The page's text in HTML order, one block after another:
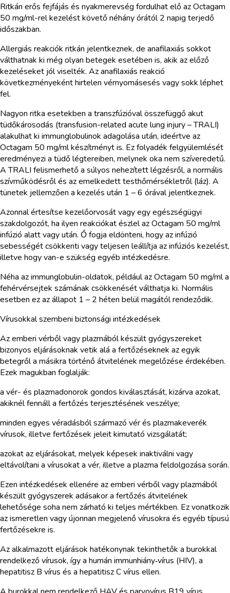
Ritkán erős fejfájás és nyakmerevség fordulhat elő az Octagam
50 mg/ml-rel kezelést követő néhány órától 2 napig terjedő
időszakban.
Allergiás reakciók ritkán jelentkeznek, de anafilaxiás sokkot
válthatnak ki még olyan betegek esetében is, akik az előző
kezeléseket jól viselték. Az anafilaxiás reakció
következményeként hirtelen vérnyomásesés vagy sokk léphet
fel.
Nagyon ritka esetekben a transzfúzióval összefüggő akut
tüdőkárosodás (transfusion-related acute lung injury – TRALI)
alakulhat ki immunglobulinok adagolása után, ideértve az
Octagam 50 mg/ml készítményt is. Ez folyadék felgyülemlését
eredményezi a tüdő légtereiben, melynek oka nem szíveredetű.
A TRALI felismerhető a súlyos nehezített légzésről, a normális
szívműködésről és az emelkedett testhőmérsékletről (láz). A
tünetek jellemzően a kezelés után 1 – 6 órával jelentkeznek.
Azonnal értesítse kezelőorvosát vagy egy egészségügyi
szakdolgozót, ha ilyen reakciókat észlel az Octagam 50 mg/ml
infúzió alatt vagy után. Ő fogja eldönteni, hogy az infúzió
sebességét csökkenti vagy teljesen leállítja az infúziós kezelést,
illetve hogy van-e szükség egyéb intézkedésre.
Néha az immunglobulin-oldatok, például az Octagam 50 mg/ml a
fehérvérsejtek számának csökkenését válthatja ki. Normális
esetben ez az állapot 1 – 2 héten belül magától rendeződik.
Vírusokkal szembeni biztonsági intézkedések
Az emberi vérből vagy plazmából készült gyógyszereket
bizonyos eljárásoknak vetik alá a fertőzéseknek az egyik
betegről a másikra történő átvitelének megelőzése érdekében.
Ezek magukban foglalják:
a vér- és plazmadonorok gondos kiválasztását, kizárva azokat,
akiknél fennáll a fertőzés terjesztésének veszélye;
minden egyes véradásból származó vér és plazmakeverék
vírusok, illetve fertőzések jeleit kimutató vizsgálatát;
azokat az eljárásokat, melyek képesek inaktiválni vagy
eltávolítani a vírusokat a vér, illetve a plazma feldolgozása során.
Ezen intézkedések ellenére az emberi vérből vagy plazmából
készült gyógyszerek adásakor a fertőzés átvitelének
lehetősége soha nem zárható ki teljes mértékben. Ez vonatkozik
az ismeretlen vagy újonnan megjelenő vírusokra és egyéb típusú
fertőzésekre is.
Az alkalmazott eljárások hatékonynak tekinthetők a burokkal
rendelkező vírusok, így a humán immunhiány‑vírus (HIV), a
hepatitisz B vírus és a hepatitisz C vírus ellen.